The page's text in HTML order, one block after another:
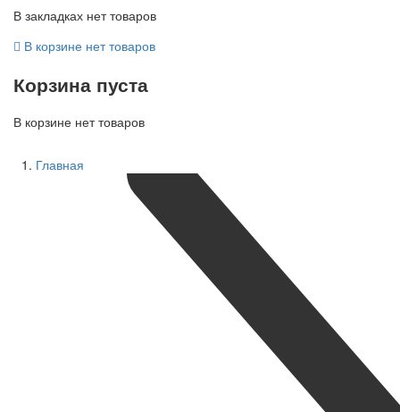
В закладках нет товаров
В корзине нет товаров
Корзина пуста
В корзине нет товаров
Главная